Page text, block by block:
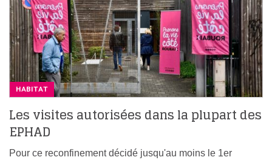
HABITAT
Les visites autorisées dans la plupart des
EPHAD
Pour ce reconfinement décidé jusqu'au moins le 1er